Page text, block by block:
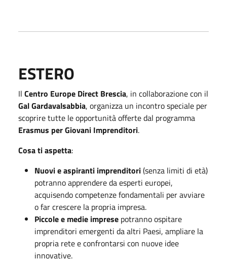
ESTERO
Il Centro Europe Direct Brescia, in collaborazione con il
Gal Gardavalsabbia, organizza un incontro speciale per
scoprire tutte le opportunità offerte dal programma
Erasmus per Giovani Imprenditori.
Cosa ti aspetta:
Nuovi e aspiranti imprenditori(senza limiti di età)
potranno apprendere da esperti europei,
acquisendo competenze fondamentali per avviare
o far crescere la propria impresa.
Piccole e medie imprese potranno ospitare
imprenditori emergenti da altri Paesi, ampliare la
propria rete e confrontarsi con nuove idee
innovative.